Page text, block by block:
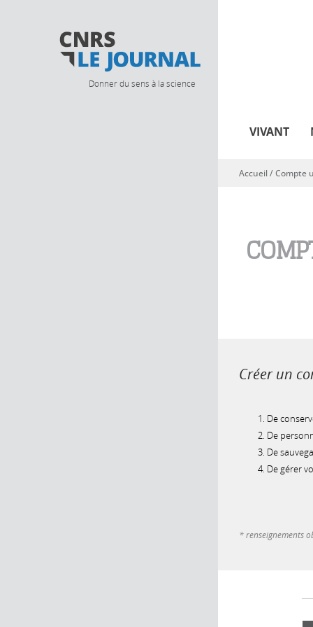
Donner du sens à la science
VIVANT
Vous êtes ici
Accueil/Compte
Créer un
De
De
De
De gérer
* renseignements